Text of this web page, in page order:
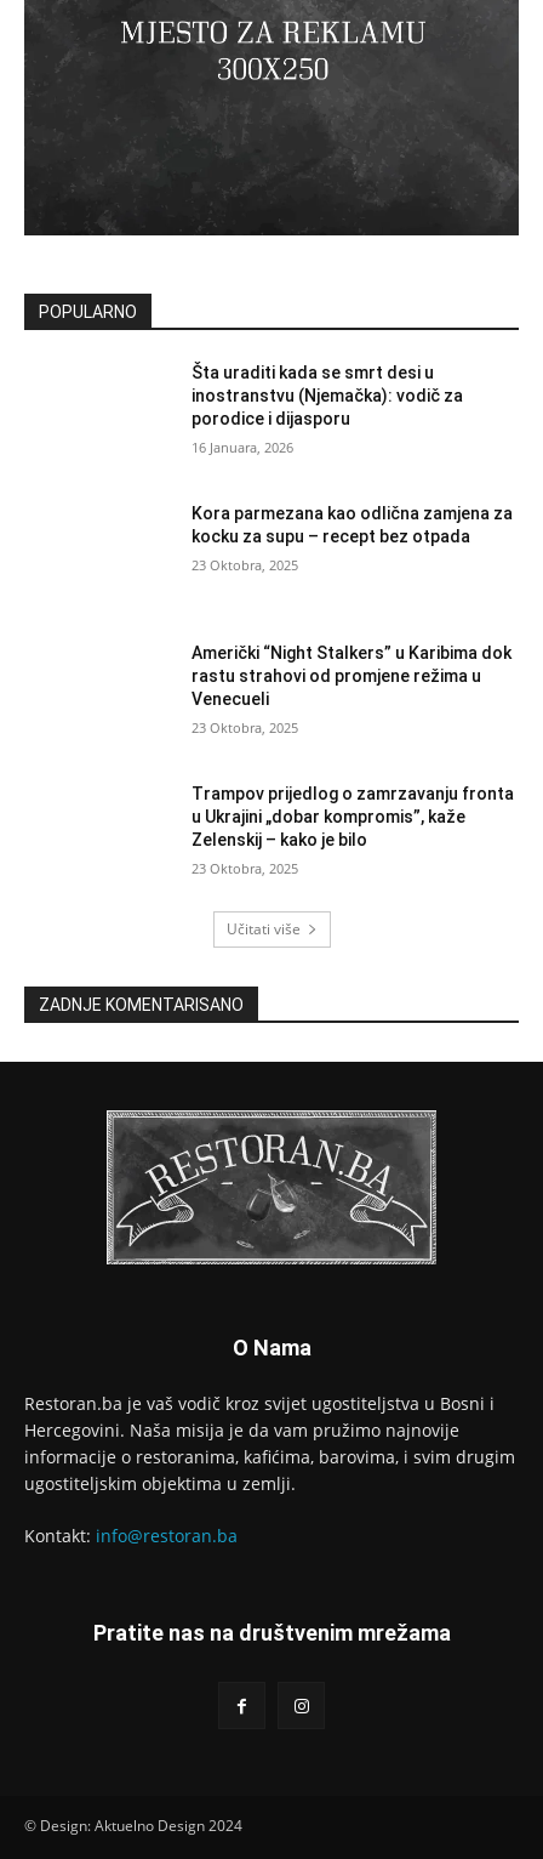
POPULARNO
Šta uraditi kada se smrt desi u
inostranstvu (Njemačka): vodič za
porodice i dijasporu
16 Januara, 2026
Kora parmezana kao odlična zamjena za
kocku za supu – recept bez otpada
23 Oktobra, 2025
Američki “Night Stalkers” u Karibima dok
rastu strahovi od promjene režima u
Venecueli
23 Oktobra, 2025
Trampov prijedlog o zamrzavanju fronta
u Ukrajini „dobar kompromis”, kaže
Zelenskij – kako je bilo
23 Oktobra, 2025
Učitati više
ZADNJE KOMENTARISANO
O Nama
Restoran.ba je vaš vodič kroz svijet ugostiteljstva u Bosni i
Hercegovini. Naša misija je da vam pružimo najnovije
informacije o restoranima, kafićima, barovima, i svim drugim
ugostiteljskim objektima u zemlji.
Kontakt: info@restoran.ba
Pratite nas na društvenim mrežama
© Design: Aktuelno Design 2024